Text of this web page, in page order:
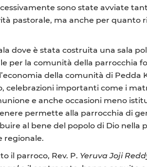
sono state avviate
pastorale, ma anche per quanto
dove è stata costruita una sala
per la comunità della parrocchia
della comunità di
celebrazioni importanti come i
e anche occasioni meno
permette alla parrocchia di
al bene del popolo di Dio nella
regionale.
il parroco, Rev. P. Yeruva Joji